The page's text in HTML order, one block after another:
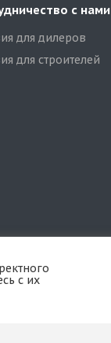
с нами
для дилеров
для строителей
с их